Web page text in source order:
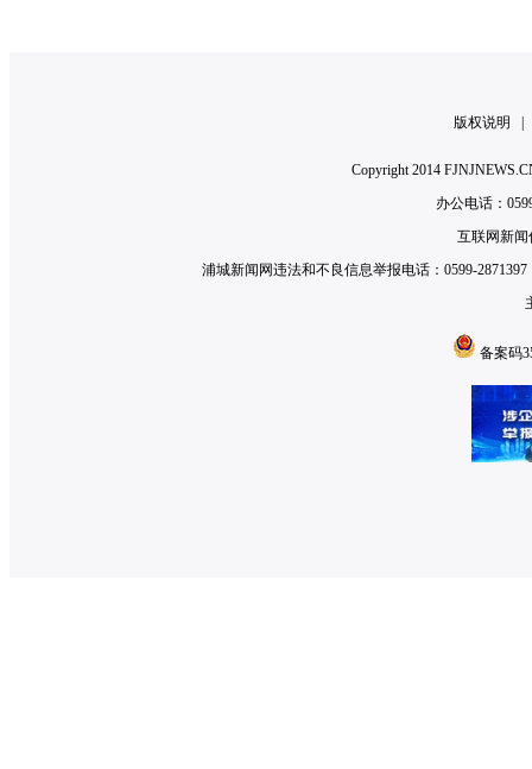
版权说明
Copyright 2014
办公电话：
互联网新闻
浦城新闻网违法和不良信息举报电话：0599-
备案码